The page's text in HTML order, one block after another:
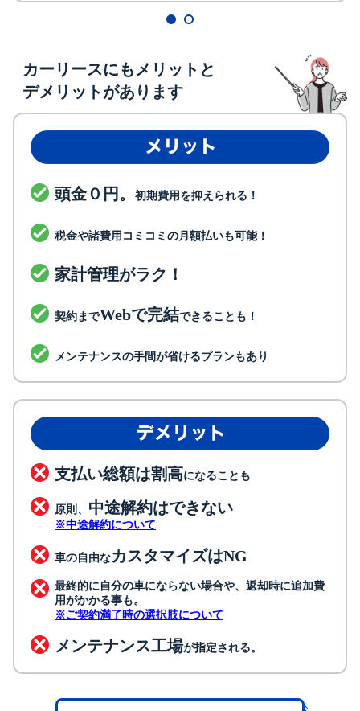
カーリースにもメリットと
デメリットがあります
頭金０円。 初期費用を抑えられる！
税金や諸費用コミコミの月額払いも可能！
家計管理がラク！
契約までWebで完結できることも！
メンテナンスの手間が省けるプランもあり
支払い総額は割高になることも
原則、 中途解約はできない
※中途解約について
車の自由なカスタマイズはNG
最終的に自分の車にならない場合や、返却時に追加費
用がかかる事も。
※ご契約満了時の選択肢について
メンテナンス工場が指定される。